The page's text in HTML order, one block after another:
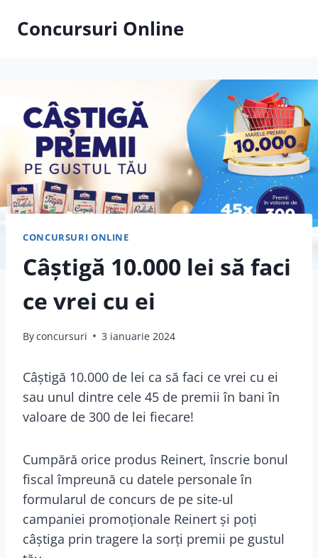
Concursuri Online
CONCURSURI ONLINE
Câștigă 10.000 lei să faci
ce vrei cu ei
Byconcursuri 3 ianuarie 2024
Câștigă 10.000 de lei ca să faci ce vrei cu ei
sau unul dintre cele 45 de premii în bani în
valoare de 300 de lei fiecare!
Cumpără orice produs Reinert, înscrie bonul
fiscal împreună cu datele personale în
formularul de concurs de pe site-ul
campaniei promoționale Reinert și poți
câștiga prin tragere la sorți premii pe gustul